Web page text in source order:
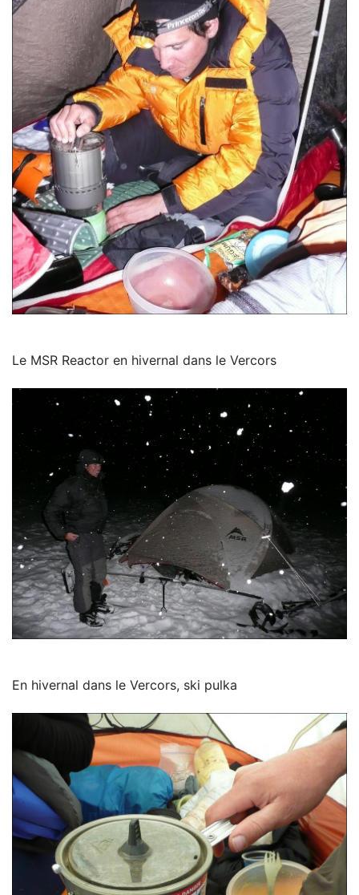
Le MSR Reactor en hivernal dans le Vercors
En hivernal dans le Vercors, ski pulka